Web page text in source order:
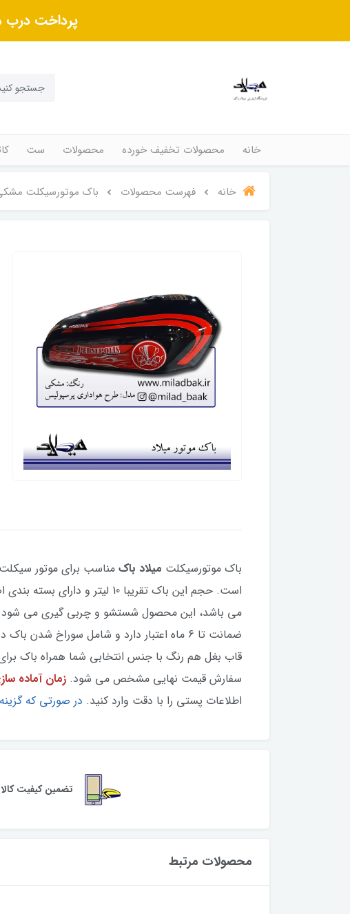
پرداخت درب
خانه محصولات تخفیف خورده محصولات ست
خانه فهرست محصولات باک موتورسیکلت
باک موتورسیکلت میلاد باک
است. حجم این باک تقریبا 10 لیتر و دارای بسته بندی اصولی است. از جمله ویژگی های باک موتورسیکلت
ضمانت تا 6 ماه اعتبار دارد و شامل
قاب بغل هم رنگ با جنس انتخابی شما همراه باک
سفارش قیمت نهایی مشخص می شود. زمان آماده سازی باک 3 الی 4
اطلاعات پستی را با دقت وارد کنید. در صورتی که
تضمین کیفیت کالا
محصولات مرتبط